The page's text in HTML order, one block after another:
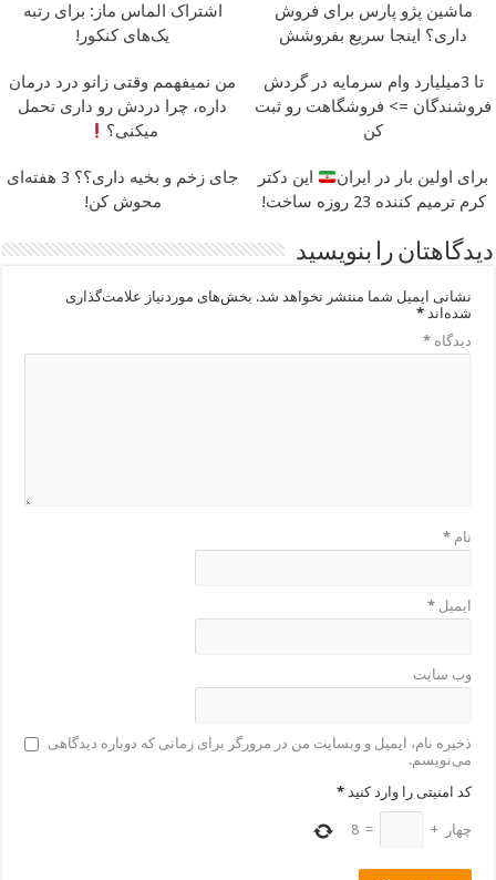
ماشین پژو پارس برای فروش
داری؟ اینجا سریع بفروشش
اشتراک الماس ماز: برای رتبه
یک‌های کنکور!
تا 3میلیارد وام سرمایه در گردش
فروشندگان => فروشگاهت رو ثبت
کن
من نمیفهمم وقتی زانو درد درمان
داره، چرا دردش رو داری تحمل
میکنی؟
برای اولین بار در ایران
این دکتر
کرم ترمیم کننده 23 روزه ساخت!
جای زخم و بخیه داری؟؟ 3 هفته‌ای
محوش کن!
دیدگاهتان را بنویسید
نشانی ایمیل شما منتشر نخواهد شد. بخش‌های موردنیاز علامت‌گذاری
شده‌اند*
دیدگاه*
نام*
ایمیل*
وب‌ سایت
ذخیره نام، ایمیل و وبسایت من در مرورگر برای زمانی که دوباره دیدگاهی
می‌نویسم.
کد امنیتی را وارد کنید *
چهار +
=
8